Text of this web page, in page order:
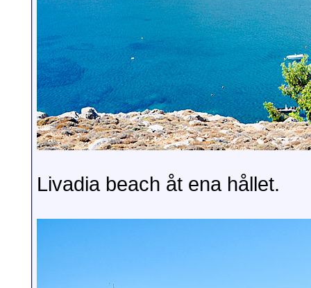
Livadia beach åt ena hållet.